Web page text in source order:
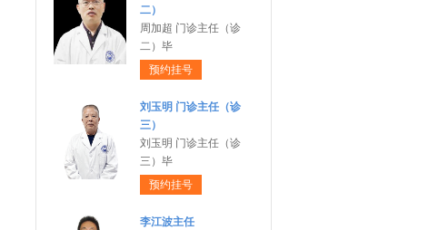
二）
周加超 门诊主任（诊
二）毕
预约挂号
刘玉明 门诊主任（诊
三）
刘玉明 门诊主任（诊
三）毕
预约挂号
李江波主任